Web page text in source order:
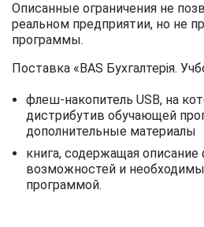
Описанные ограничения не
реальном предприятии, но не
программы.
Поставка «BAS Бухгалтерія.
флеш-накопитель USB, на
дистрибутив обучающей
дополнительные материалы
книга, содержащая
возможностей и
программой.